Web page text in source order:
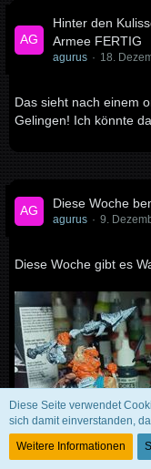
Hinter den
Armee FERTIG
agurus 18.
Das sieht nach einem
Gelingen! Ich könnte
Diese Woche
agurus 9.
Diese Woche gibt es
Diese Seite verwendet
sich damit einverstanden,
Weitere Informationen